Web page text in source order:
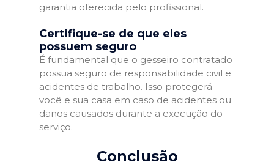
garantia oferecida pelo profissional.
Certifique-se de que eles
possuem seguro
É fundamental que o gesseiro contratado
possua seguro de responsabilidade civil e
acidentes de trabalho. Isso protegerá
você e sua casa em caso de acidentes ou
danos causados durante a execução do
serviço.
Conclusão